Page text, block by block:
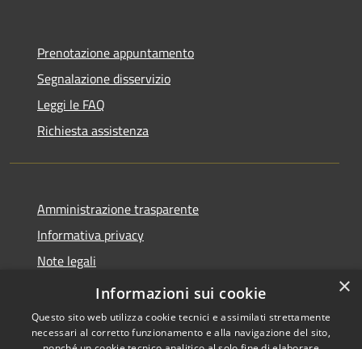
Prenotazione appuntamento
Segnalazione disservizio
Leggi le FAQ
Richiesta assistenza
Amministrazione trasparente
Informativa privacy
Note legali
Dichiarazione di accessibilità
×
Informazioni sui cookie
Questo sito web utilizza cookie tecnici e assimilati strettamente
necessari al corretto funzionamento e alla navigazione del sito,